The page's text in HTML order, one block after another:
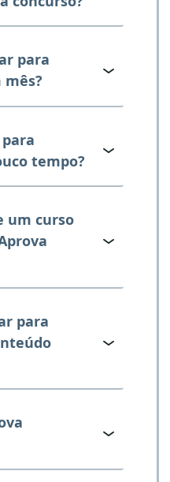
para
tempo?
um curso
para